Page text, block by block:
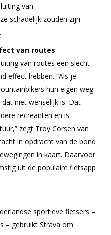
van
schadelijk zouden zijn
van routes
van routes een slecht
effect hebben. “Als je
hun eigen weg
niet wenselijk is. Dat
recreanten en is
zegt Troy Corsen van
in opdracht van de bond
in kaart. Daarvoor
uit de populaire fietsapp
sportieve fietsers –
– gebruikt Strava om